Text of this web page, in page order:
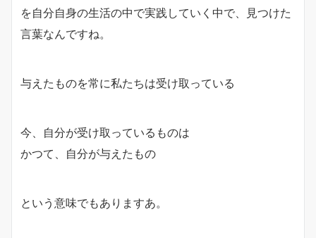
を自分自身の生活の中で実践していく中で、見つけた
言葉なんですね。
与えたものを常に私たちは受け取っている
今、自分が受け取っているものは
かつて、自分が与えたもの
という意味でもありますあ。